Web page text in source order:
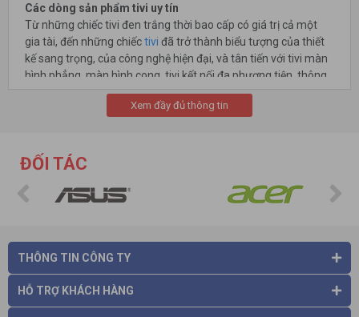
Các dòng sản phẩm tivi uy tín
Từ những chiếc tivi đen trắng thời bao cấp có giá trị cả một
gia tài, đến những chiếctivi đã trở thành biểu tượng của thiết
kế sang trọng, của công nghệ hiện đại, và tân tiến với tivi màn
hình phẳng, màn hình cong, tivi kết nối đa phương tiện, thông
minh. Vì vậy đã có rất nhiều thương hiệu sản xuất tivi với nhiều
mức giá tivi hợp lý. Điển hình như :Tivi Samsung
bạn
với viền màn hình siêu mỏng, cùng độ phân giải Full HD, cho
màn hình siêu mỏng, đường viền thanh mảnh, được kết hợp
chân đế sáng bóng giúp cho tổng thể trở nên lôi cuốn hơn, sẽ
là điểm nhấn sáng giá cho ngôi nhà bạn.
Xem đầy đủ thông tin
ĐỐI TÁC
THÔNG TIN CÔNG TY
HỖ TRỢ KHÁCH HÀNG